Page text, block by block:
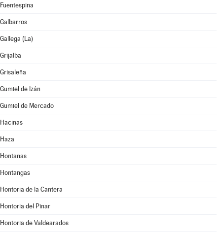
Fuentespina
Galbarros
Gallega (La)
Grijalba
Grisaleña
Gumiel de Izán
Gumiel de Mercado
Hacinas
Haza
Hontanas
Hontangas
Hontoria de la Cantera
Hontoria del Pinar
Hontoria de Valdearados